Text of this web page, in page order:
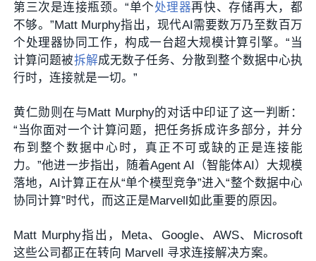
第三次是连接瓶颈。“单个处理器再快、存储再大，都
不够。”Matt Murphy指出，现代AI需要数万乃至数百万
个处理器协同工作，构成一台超大规模计算引擎。“当
计算问题被拆解成无数子任务、分散到整个数据中心执
行时，连接就是一切。”
黄仁勋则在与 Matt Murphy的对话中印证了这一判断：
“当你面对一个计算问题，把任务拆成许多部分，并分
布到整个数据中心时，真正不可或缺的正是连接能
力。”他进一步指出，随着Agent AI（智能体AI）大规模
落地，AI计算正在从“单个模型竞争”进入“整个数据中心
协同计算”时代，而这正是Marvell如此重要的原因。
Matt Murphy指出，Meta、Google、AWS、Microsoft
这些公司都正在转向 Marvell 寻求连接解决方案。